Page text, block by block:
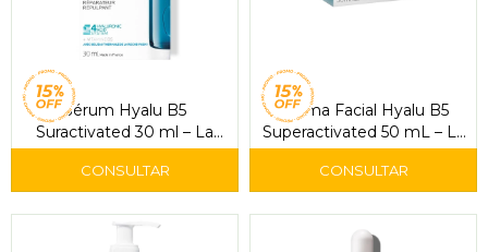
Sérum Hyalu B5
Suractivated 30 ml – La
Roche-Posay
Crema Facial Hyalu B5
Superactivated 50 mL – La
Roche-Posay